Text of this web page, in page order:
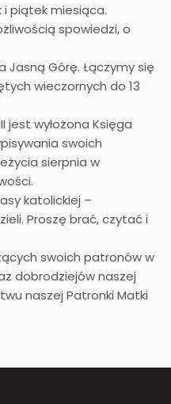
piątek miesiąca.
spowiedzi, o
Jasną Górę. Łączymy się
wieczornych do 13
jest wyłożona Księga
swoich
sierpnia w
katolickiej –
Proszę brać, czytać i
swoich patronów w
dobrodziejów naszej
naszej Patronki Matki